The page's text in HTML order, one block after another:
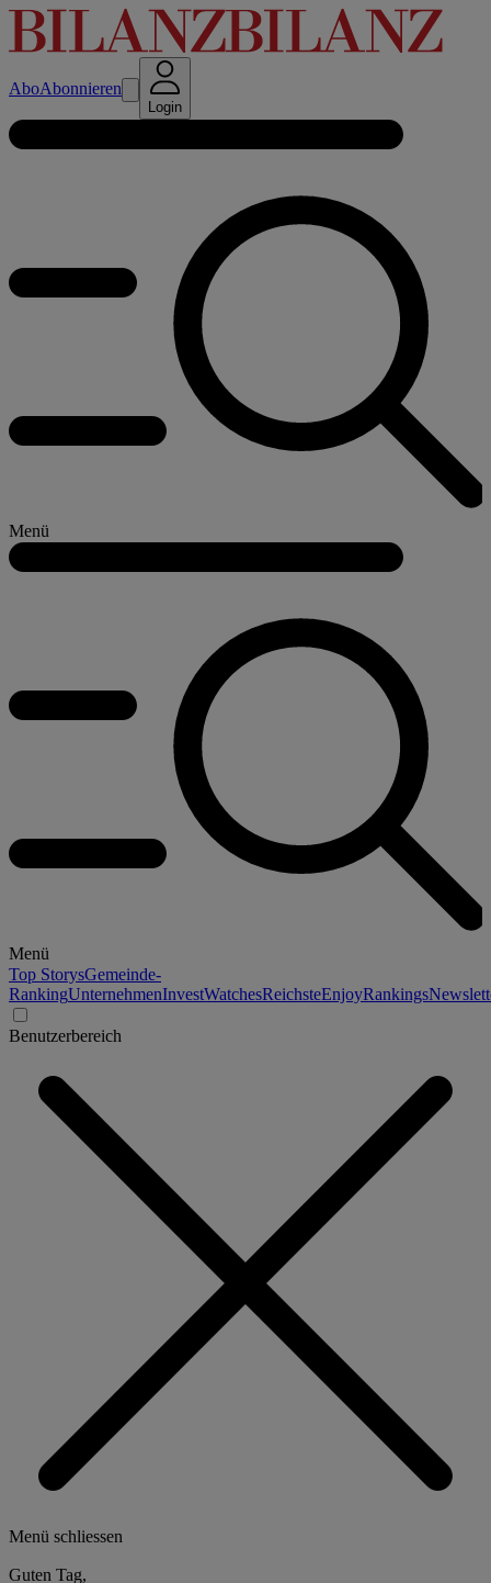
AboAbonnieren
Login
Menü
Menü
Top StorysGemeinde-
RankingUnternehmenInvestWatchesReichsteEnjoyRankings
Benutzerbereich
Menü schliessen
Guten Tag,